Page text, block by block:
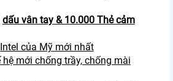
dấu vân tay & 10.000 Thẻ cảm
Intel của Mỹ mới nhất
mới chống trầy, chống mài